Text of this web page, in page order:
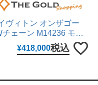
ヴィトン オンザゴー
チェーン M14236 モノ
ム リバース キャンバス
ウン 2WAY ハンドバッ
¥418,000税込